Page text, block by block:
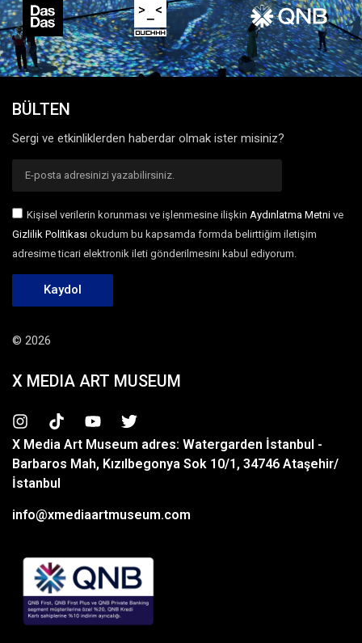
BÜLTEN
Sergi ve etkinliklerden haberdar olmak ister misiniz?
Kişisel verilerin korunması ve işlenmesine ilişkin Aydınlatma Metni ve
Gizlilik Politikası okudum bu kapsamda formda belirttiğim iletişim
adresime ticari elektronik ileti gönderilmesini kabul ediyorum.
Kaydol
© 2026
X MEDIA ART MUSEUM
X Media Art Museum adres: Watergarden İstanbul -
Barbaros Mah, Kızılbegonya Sok 10/1, 34746 Ataşehir/
İstanbul
info@xmediaartmuseum.com